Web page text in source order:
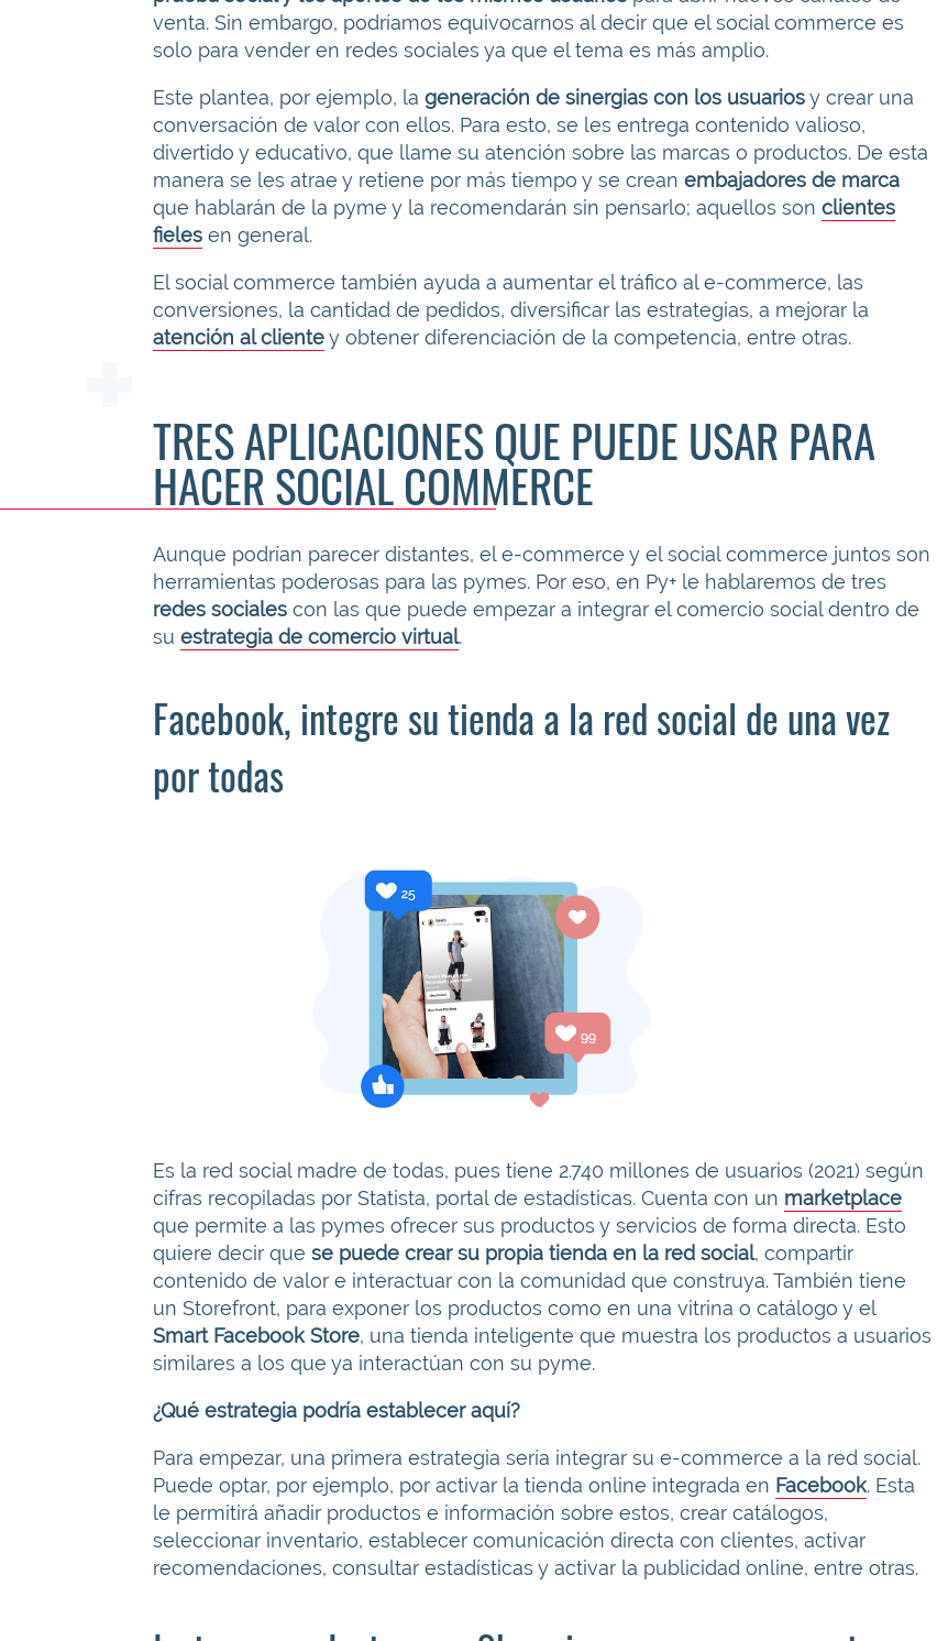
venta. Sin embargo, podríamos equivocarnos al decir que el social commerce es
solo para vender en redes sociales ya que el tema es más amplio.
Este plantea, por ejemplo, la generación de sinergias con los usuariosy crear una
conversación de valor con ellos. Para esto, se les entrega contenido valioso,
divertido y educativo, que llame su atención sobre las marcas o productos. De esta
manera se les atrae y retiene por más tiempo y se crean embajadores de marca
que hablarán de la pyme y la recomendarán sin pensarlo; aquellos son clientes
fielesen general.
El social commerce también ayuda a aumentar el tráfico al e-commerce, las
conversiones, la cantidad de pedidos, diversificar las estrategias, a mejorar la
atención al clientey obtener diferenciación de la competencia, entre otras.
TRES APLICACIONES QUE PUEDE USAR PARA
HACER SOCIAL COMMERCE
Aunque podrían parecer distantes, el e-commerce y el social commerce juntos son
herramientas poderosas para las pymes. Por eso, en Py+ le hablaremos de tres
redes socialescon las que puede empezar a integrar el comercio social dentro de
su estrategia de comercio virtual.
Facebook, integre su tienda a la red social de una vez
por todas
Es la red social madre de todas, pues tiene 2.740 millones de usuarios (2021) según
cifras recopiladas por Statista, portal de estadísticas. Cuenta con un marketplace
que permite a las pymes ofrecer sus productos y servicios de forma directa. Esto
quiere decir que se puede crear su propia tienda en la red social, compartir
contenido de valor e interactuar con la comunidad que construya. También tiene
un Storefront, para exponer los productos como en una vitrina o catálogo y el
Smart Facebook Store, una tienda inteligente que muestra los productos a usuarios
similares a los que ya interactúan con su pyme.
¿Qué estrategia podría establecer aquí?
Para empezar, una primera estrategia sería integrar su e-commerce a la red social.
Puede optar, por ejemplo, por activar la tienda online integrada en Facebook. Esta
le permitirá añadir productos e información sobre estos, crear catálogos,
seleccionar inventario, establecer comunicación directa con clientes, activar
recomendaciones, consultar estadísticas y activar la publicidad online, entre otras.